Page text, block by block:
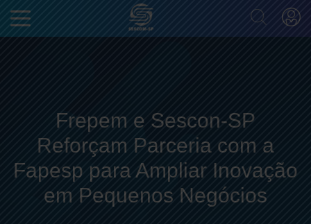
Frepem e Sescon-SP
Reforçam Parceria com a
Fapesp para Ampliar Inovação
em Pequenos Negócios